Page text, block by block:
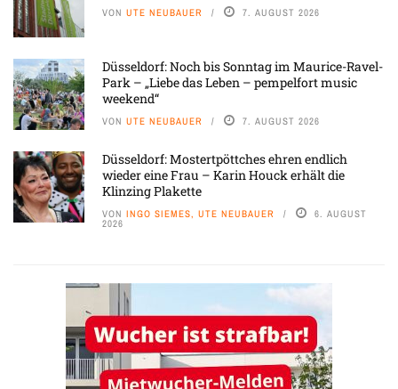
VON UTE NEUBAUER 7. AUGUST 2026
Düsseldorf: Noch bis Sonntag im Maurice-Ravel-
Park – „Liebe das Leben – pempelfort music
weekend“
VON UTE NEUBAUER 7. AUGUST 2026
Düsseldorf: Mostertpöttches ehren endlich
wieder eine Frau – Karin Houck erhält die
Klinzing Plakette
VON INGO SIEMES, UTE NEUBAUER 6. AUGUST
2026